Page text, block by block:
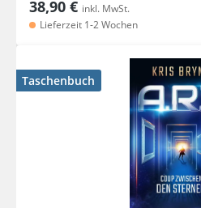
38,90 € inkl. MwSt.
Lieferzeit 1-2 Wochen
Taschenbuch